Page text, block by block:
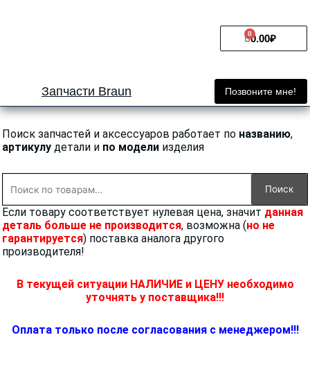
0.00₽
0
Cart
Запчасти Braun Позвоните мне!
Поиск запчастей и аксессуаров работает по названию,
артикулу детали и по модели изделия
Поиск
Если товару соответствует нулевая цена, значит данная
деталь больше не производится, возможна (но не
гарантируется) поставка аналога другого
производителя!
В текущей ситуации НАЛИЧИЕ и ЦЕНУ необходимо
уточнять у поставщика!!!
Оплата только после согласования с менеджером!!!